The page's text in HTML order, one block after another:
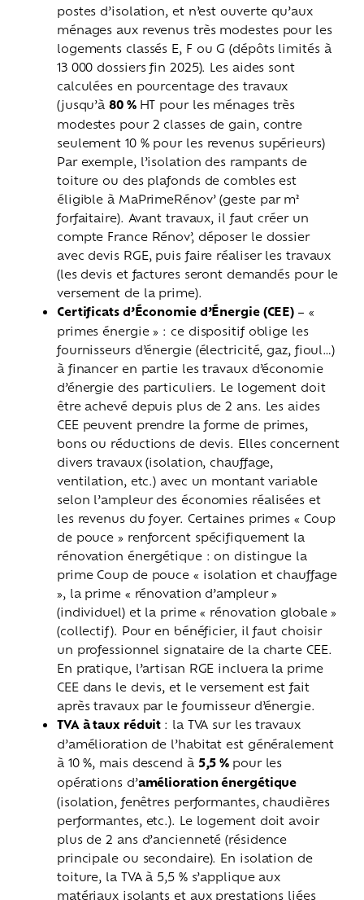
postes d’isolation, et n’est ouverte qu’aux
ménages aux revenus très modestes pour les
logements classés E, F ou G (dépôts limités à
13 000 dossiers fin 2025). Les aides sont
calculées en pourcentage des travaux
(jusqu’à80 % HT pour les ménages très
modestes pour 2 classes de gain, contre
seulement 10 % pour les revenus supérieurs)
Par exemple, l’isolation des rampants de
toiture ou des plafonds de combles est
éligible à MaPrimeRénov’ (geste par m²
forfaitaire). Avant travaux, il faut créer un
compte France Rénov’, déposer le dossier
avec devis RGE, puis faire réaliser les travaux
(les devis et factures seront demandés pour le
versement de la prime).
Certificats d’Économie d’Énergie (CEE) – «
primes énergie » : ce dispositif oblige les
fournisseurs d’énergie (électricité, gaz, fioul…)
à financer en partie les travaux d’économie
d’énergie des particuliers. Le logement doit
être achevé depuis plus de 2 ans. Les aides
CEE peuvent prendre la forme de primes,
bons ou réductions de devis. Elles concernent
divers travaux (isolation, chauffage,
ventilation, etc.) avec un montant variable
selon l’ampleur des économies réalisées et
les revenus du foyer. Certaines primes « Coup
de pouce » renforcent spécifiquement la
rénovation énergétique : on distingue la
prime Coup de pouce « isolation et chauffage
», la prime « rénovation d’ampleur »
(individuel) et la prime « rénovation globale »
(collectif). Pour en bénéficier, il faut choisir
un professionnel signataire de la charte CEE.
En pratique, l’artisan RGE incluera la prime
CEE dans le devis, et le versement est fait
après travaux par le fournisseur d’énergie.
TVA à taux réduit : la TVA sur les travaux
d’amélioration de l’habitat est généralement
à 10 %, mais descend à 5,5 % pour les
opérations d’amélioration énergétique
(isolation, fenêtres performantes, chaudières
performantes, etc.). Le logement doit avoir
plus de 2 ans d’ancienneté (résidence
principale ou secondaire). En isolation de
toiture, la TVA à 5,5 % s’applique aux
matériaux isolants et aux prestations liées